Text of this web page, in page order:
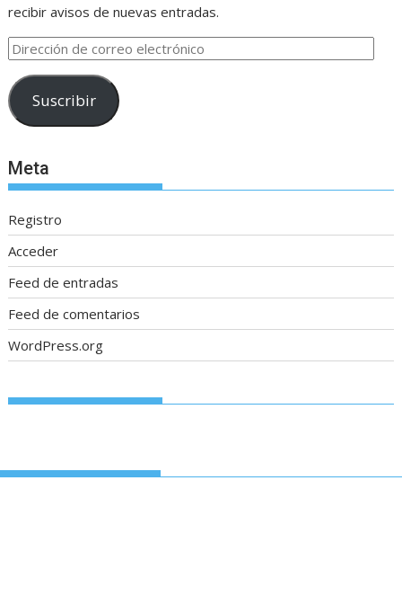
recibir avisos de nuevas entradas.
Dirección
correo
electrónico
Suscribir
Meta
Registro
Acceder
Feed de entradas
Feed de comentarios
WordPress.org